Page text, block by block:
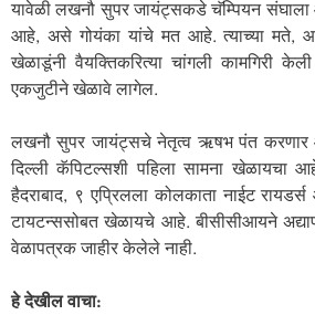
यावेळी लखनौ सुपर जायंट्सकडे चॅम्पियन
आहे, असे गोयंका यांचे मत आहे. त्याच्या मते,
खेळाडूंनी वैयक्तिकरित्या चांगली कामगिरी केली
एकजुटीने खेळावे लागेल.
लखनौ सुपर जायंट्सचे नेतृत्व ऋषभ पंत करणार
दिल्ली कॅपिटल्सशी पहिला सामना खेळायचा
हैदराबाद, ९ एप्रिलला कोलकाता नाईट
टायटन्ससोबत खेळायचे आहे. बीसीसीआयने
वेळापत्रक जाहीर केलेले नाही.
हे देखील वाचा: